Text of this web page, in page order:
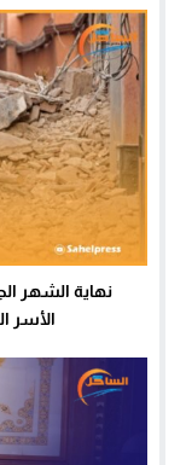
الأسر